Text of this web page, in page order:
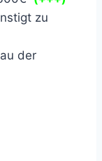
zu
der